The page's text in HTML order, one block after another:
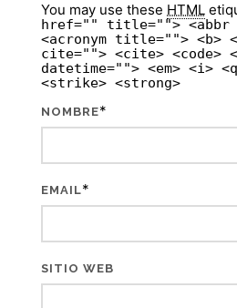
You may use these HTML
href="" title="">
<acronym title=""> <b>
cite=""> <cite> <code>
datetime=""> <em> <i>
<strike> <strong>
NOMBRE*
EMAIL*
SITIO WEB